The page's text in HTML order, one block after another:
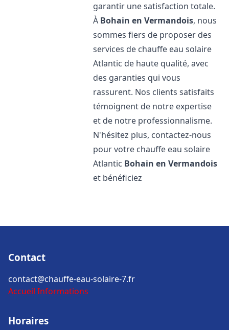
garantir une satisfaction totale.
À Bohain en Vermandois, nous
sommes fiers de proposer des
services de chauffe eau solaire
Atlantic de haute qualité, avec
des garanties qui vous
rassurent. Nos clients satisfaits
témoignent de notre expertise
et de notre professionnalisme.
N'hésitez plus, contactez-nous
pour votre chauffe eau solaire
Atlantic Bohain en Vermandois
et bénéficiez
Contact
contact@chauffe-eau-solaire-7.fr
Accueil Informations
Horaires